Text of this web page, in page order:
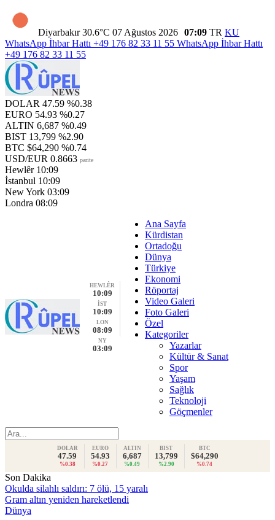
Diyarbakır 30.6°C 07 Ağustos 2026 07:09 TR KU
WhatsApp İhbar Hattı +49 176 82 33 11 55 WhatsApp İhbar Hattı
+49 176 82 33 11 55
DOLAR 47.59 %0.38
EURO 54.93 %0.27
ALTIN 6,687 %0.49
BIST 13,799 %2.90
BTC $64,290 %0.74
USD/EUR 0.8663 parite
Hewlêr 10:09
İstanbul 10:09
New York 03:09
Londra 08:09
HEWLÊR
10:09
İST
10:09
LON
08:09
NY
03:09
Ana Sayfa
Kürdistan
Ortadoğu
Dünya
Türkiye
Ekonomi
Röportaj
Video Galeri
Foto Galeri
Özel
Kategoriler
Yazarlar
Kültür & Sanat
Spor
Yaşam
Sağlık
Teknoloji
Göçmenler
DOLAR
47.59
%0.38
EURO
54.93
%0.27
ALTIN
6,687
%0.49
BIST
13,799
%2.90
BTC
$64,290
%0.74
Son Dakika
Okulda silahlı saldırı: 7 ölü, 15 yaralı
Gram altın yeniden hareketlendi
Dünya